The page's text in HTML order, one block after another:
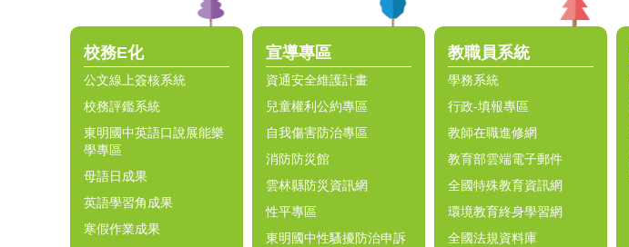
校務E化
公文線上簽核系統
校務評鑑系統
東明國中英語口說展能樂
學專區
母語日成果
英語學習角成果
寒假作業成果
宣導專區
資通安全維護計畫
兒童權利公約專區
自我傷害防治專區
消防防災館
雲林縣防災資訊網
性平專區
東明國中性騷擾防治申訴
教職員系統
學務系統
行政-填報專區
教師在職進修網
教育部雲端電子郵件
全國特殊教育資訊網
環境教育終身學習網
全國法規資料庫